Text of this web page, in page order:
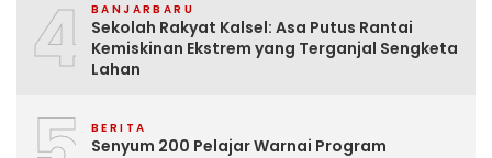
4 BANJARBARU
Sekolah Rakyat Kalsel: Asa Putus Rantai
Kemiskinan Ekstrem yang Terganjal Sengketa
Lahan
BERITA
Senyum 200 Pelajar Warnai Program